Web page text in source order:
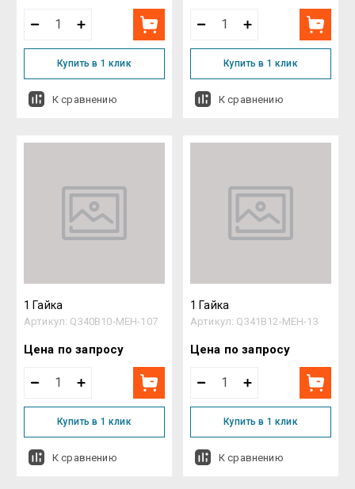
Купить в 1 клик
К сравнению
Купить в 1 клик
К сравнению
1 Гайка
Артикул: Q340B10-MEH-107
Цена по запросу
Купить в 1 клик
К сравнению
1 Гайка
Артикул: Q341B12-MEH-13
Цена по запросу
Купить в 1 клик
К сравнению